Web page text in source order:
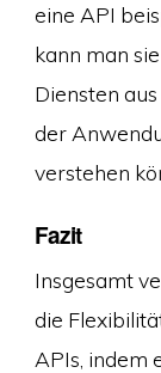
eine API
kann man
Diensten
der
verstehen
Fazit
Insgesamt
die
APIs, indem